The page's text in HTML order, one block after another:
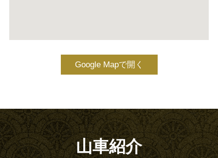
Google Mapで開く
山車紹介